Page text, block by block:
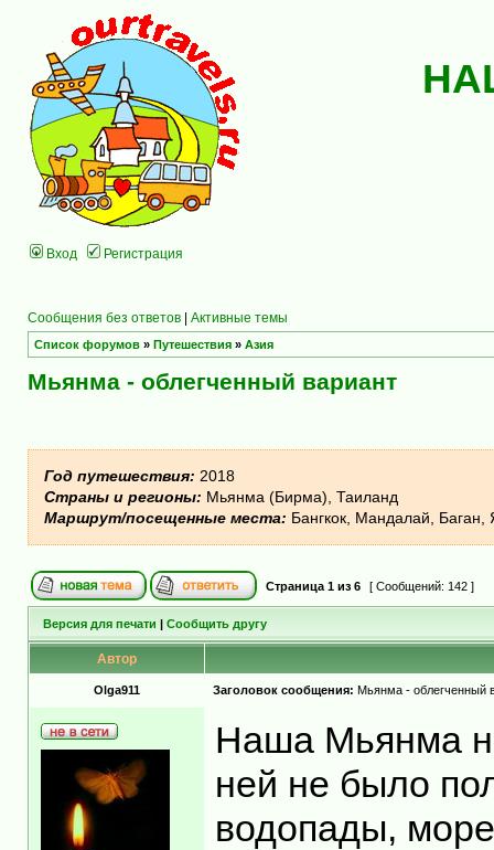
Вход Регистрация
Сообщения без ответов | Активные темы
Список форумов » Путешествия » Азия
Мьянма - облегченный вариант
Год путешествия: 2018
Страны и регионы: Мьянма (Бирма), Таиланд
Маршрут/посещенные места: Бангкок, Мандалай, Баган,
Страница 1 из 6 [ Сообщений: 142 ]
Версия для печати | Сообщить другу
Автор
Olga911 Заголовок сообщения: Мьянма - облегченный
Наша Мьянма
ней не было
водопады,